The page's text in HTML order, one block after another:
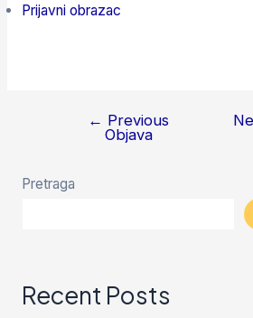
Prijavni obrazac
Navigacija
← Previous
Objava
Pretraga
Recent Posts